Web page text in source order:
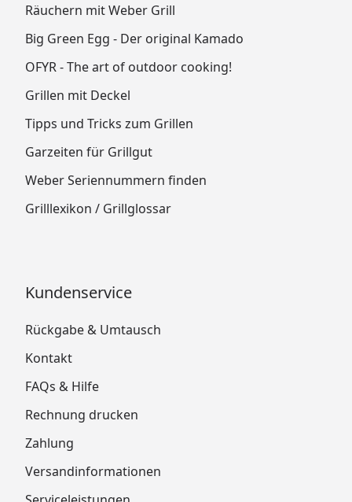
Räuchern mit Weber Grill
Big Green Egg - Der original Kamado
OFYR - The art of outdoor cooking!
Grillen mit Deckel
Tipps und Tricks zum Grillen
Garzeiten für Grillgut
Weber Seriennummern finden
Grilllexikon / Grillglossar
Kundenservice
Rückgabe & Umtausch
Kontakt
FAQs & Hilfe
Rechnung drucken
Zahlung
Versandinformationen